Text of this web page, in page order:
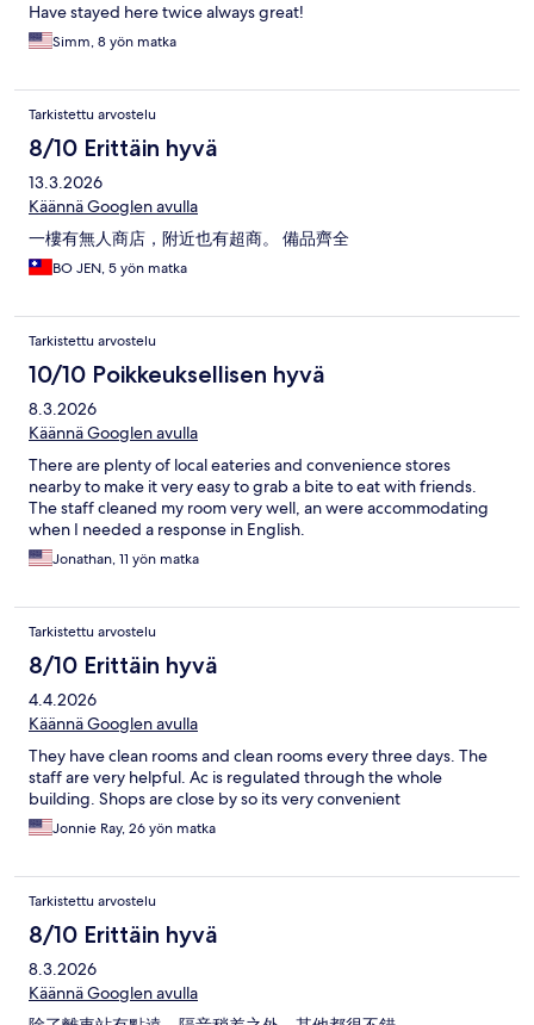
Have stayed here twice always great!
Simm, 8 yön matka
Tarkistettu arvostelu
8/10 Erittäin hyvä
13.3.2026
Käännä Googlen avulla
一樓有無人商店，附近也有超商。 備品齊全
BO JEN, 5 yön matka
Tarkistettu arvostelu
10/10 Poikkeuksellisen hyvä
8.3.2026
Käännä Googlen avulla
There are plenty of local eateries and convenience stores
nearby to make it very easy to grab a bite to eat with friends.
The staff cleaned my room very well, an were accommodating
when I needed a response in English.
Jonathan, 11 yön matka
Tarkistettu arvostelu
8/10 Erittäin hyvä
4.4.2026
Käännä Googlen avulla
They have clean rooms and clean rooms every three days. The
staff are very helpful. Ac is regulated through the whole
building. Shops are close by so its very convenient
Jonnie Ray, 26 yön matka
Tarkistettu arvostelu
8/10 Erittäin hyvä
8.3.2026
Käännä Googlen avulla